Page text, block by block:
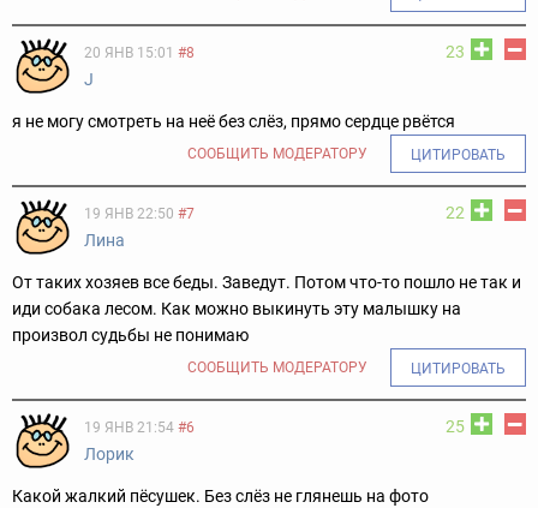
23
20 ЯНВ 15:01 #8
J
я не могу смотреть на неё без слёз, прямо сердце рвётся
СООБЩИТЬ МОДЕРАТОРУ ЦИТИРОВАТЬ
22
19 ЯНВ 22:50 #7
Лина
От таких хозяев все беды. Заведут. Потом что-то пошло не так и
иди собака лесом. Как можно выкинуть эту малышку на
произвол судьбы не понимаю
СООБЩИТЬ МОДЕРАТОРУ ЦИТИРОВАТЬ
25
19 ЯНВ 21:54 #6
Лорик
Какой жалкий пёсушек. Без слёз не глянешь на фото